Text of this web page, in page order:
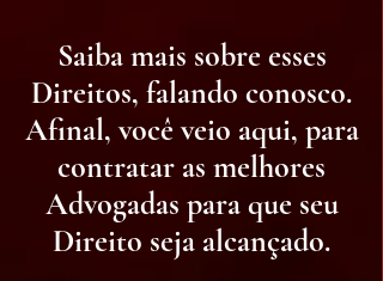
Saiba mais sobre esses
Direitos, falando conosco.
Afinal, você veio aqui, para
contratar as melhores
Advogadas para que seu
Direito seja alcançado.